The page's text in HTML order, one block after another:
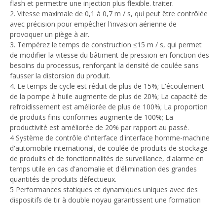
flash et permettre une injection plus flexible. traiter.
2. Vitesse maximale de 0,1 à 0,7 m / s, qui peut être contrôlée
avec précision pour empêcher l'invasion aérienne de
provoquer un piège à air.
3. Tempérez le temps de construction ≤15 m / s, qui permet
de modifier la vitesse du bâtiment de pression en fonction des
besoins du processus, renforçant la densité de coulée sans
fausser la distorsion du produit.
4. Le temps de cycle est réduit de plus de 15%; L'écoulement
de la pompe à huile augmente de plus de 20%; La capacité de
refroidissement est améliorée de plus de 100%; La proportion
de produits finis conformes augmente de 100%; La
productivité est améliorée de 20% par rapport au passé.
4 Système de contrôle d'interface d'interface homme-machine
d'automobile international, de coulée de produits de stockage
de produits et de fonctionnalités de surveillance, d'alarme en
temps utile en cas d'anomalie et d'élimination des grandes
quantités de produits défectueux.
5 Performances statiques et dynamiques uniques avec des
dispositifs de tir à double noyau garantissent une formation